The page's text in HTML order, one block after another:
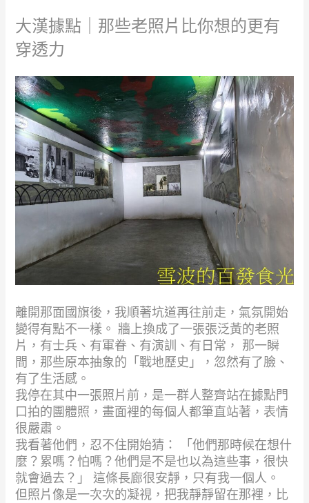
大漢據點｜那些老照片比你想的更有
穿透力
離開那面國旗後，我順著坑道再往前走，氣氛開始
變得有點不一樣。 牆上換成了一張張泛黃的老照
片，有士兵、有軍眷、有演訓、有日常， 那一瞬
間，那些原本抽象的「戰地歷史」，忽然有了臉、
有了生活感。
我停在其中一張照片前，是一群人整齊站在據點門
口拍的團體照，畫面裡的每個人都筆直站著，表情
很嚴肅。
我看著他們，忍不住開始猜： 「他們那時候在想什
麼？累嗎？怕嗎？他們是不是也以為這些事，很快
就會過去？」 這條長廊很安靜，只有我一個人。
但照片像是一次次的凝視，把我靜靜留在那裡，比